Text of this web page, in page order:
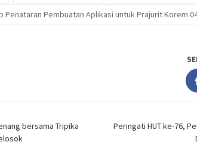
Penataran Pembuatan Aplikasi untuk Prajurit Korem
bersama Tripika
Peringati HUT ke-76,